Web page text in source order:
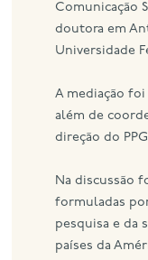
Comunicação
doutora em
Universidade
A mediação
além de
direção do
Na discussão
formuladas
pesquisa e da
países da